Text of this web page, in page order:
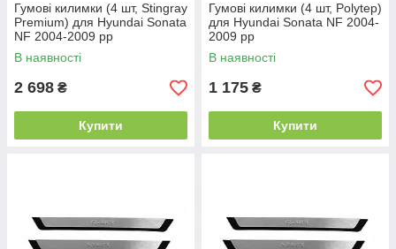
Гумові килимки (4 шт, Stingray
Premium) для Hyundai Sonata
NF 2004-2009 рр
В наявності
2 698 ₴
Купити
Гумові килимки (4 шт, Polytep)
для Hyundai Sonata NF 2004-
2009 рр
В наявності
1 175 ₴
Купити